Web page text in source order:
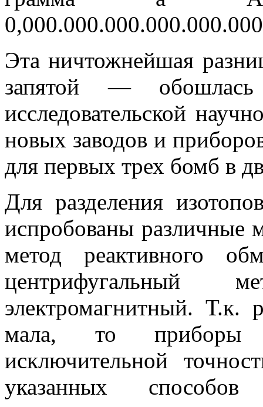
Эта ничтожнейшая
запятой —
исследовательской
новых заводов и
для первых трех бомб в
Для разделения
испробованы раз­личные
метод реактивного
центрифугальный
электромагнитный. Т.к.
мала, то приборы
исключительной
указанных способов